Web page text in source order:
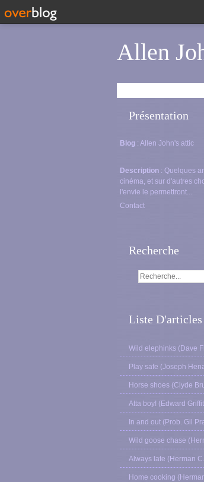
Allen
Présentation
Blog : Allen John's attic
Description : Quelques
cinéma, et sur d'autres
l'envie le permettront...
Contact
Recherche
Liste D'articles
Wild elephinks (Dave
Play safe (Joseph
Horse shoes (Clyde
Atta boy! (Edward
In and out (Prob. Gil
Wild goose chase
Always late (Herman
Home cooking